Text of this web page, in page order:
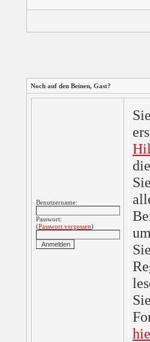
Noch auf den Beinen, Gast?
Benutzername:
Passwort:
(Passwort vergessen)